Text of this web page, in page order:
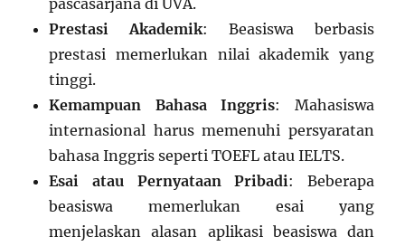
Prestasi Akademik: Beasiswa berbasis
prestasi memerlukan nilai akademik yang
tinggi.
Kemampuan Bahasa Inggris: Mahasiswa
internasional harus memenuhi persyaratan
bahasa Inggris seperti TOEFL atau IELTS.
Esai atau Pernyataan Pribadi: Beberapa
beasiswa memerlukan esai yang
menjelaskan alasan aplikasi beasiswa dan